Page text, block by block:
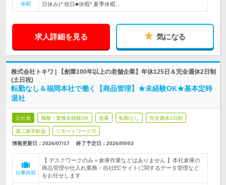
休暇
日休み)* 祝日■休暇* 夏季休暇…
求人詳細を見る 気になる
株式会社トキワ | 【創業100年以上の老舗企業】年休125日＆完全週休2日制
(土日祝)
転勤なし＆福岡本社で働く【商品管理】★未経験OK★基本定時
退社
正社員 職種・業種未経験OK 急募 転勤なし 完全週休2日制
第二新卒歓迎 リモートワーク可
情報更新日：2026/07/17 終了予定日： 2026/09/03
仕事内容
【 デスクワークのみ＝倉庫作業などはありません 】本社倉庫の
商品管理や仕入れ業務・自社ECサイトに関するデータ管理など
をお任せします